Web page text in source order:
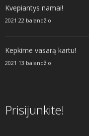
Kvepiantys namai!
2021 22 balandžio
Kepkime vasarą kartu!
2021 13 balandžio
Prisijunkite!